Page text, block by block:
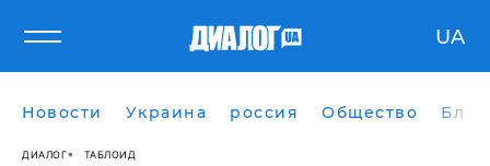
UA
Новости Украина россия Общество
ДИАЛОГ ТАБЛОИД